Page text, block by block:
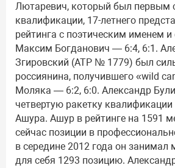
Лютаревич, который был первым
квалификации, 17-летнего
рейтинга с поэтическим именем
Максим Богданович — 6:4, 6:1.
Згировский (АТР № 1779) был
россиянина, получившего «wild
Моляка — 6:2, 6:0. Александр
четвертую ракетку
Ашура. Ашур в рейтинге на 1591
сейчас позиции в
в середине 2012 года он
для себя 1293 позицию.